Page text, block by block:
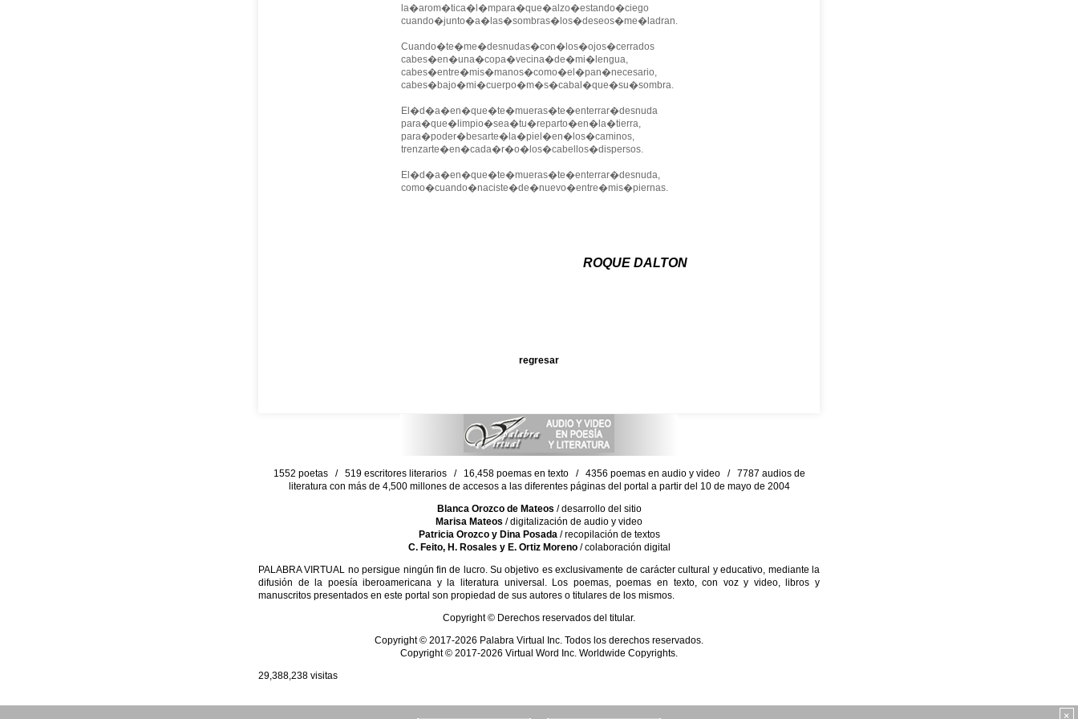
la�arom�tica�l�mpara�que�alzo�estando�ciego
cuando�junto�a�las�sombras�los�deseos�me�ladran.
Cuando�te�me�desnudas�con�los�ojos�cerrados
cabes�en�una�copa�vecina�de�mi�lengua,
cabes�entre�mis�manos�como�el�pan�necesario,
cabes�bajo�mi�cuerpo�m�s�cabal�que�su�sombra.
El�d�a�en�que�te�mueras�te�enterrar�desnuda
para�que�limpio�sea�tu�reparto�en�la�tierra,
para�poder�besarte�la�piel�en�los�caminos,
trenzarte�en�cada�r�o�los�cabellos�dispersos.
El�d�a�en�que�te�mueras�te�enterrar�desnuda,
como�cuando�naciste�de�nuevo�entre�mis�piernas.
ROQUE DALTON
regresar
×
1552 poetas / 519 escritores literarios / 16,458 poemas en texto / 4356 poemas en audio y video / 7787 audios de
literatura con más de 4,500 millones de accesos a las diferentes páginas del portal a partir del 10 de mayo de 2004
Blanca Orozco de Mateos / desarrollo del sitio
Marisa Mateos / digitalización de audio y video
Patricia Orozco y Dina Posada/ recopilación de textos
C. Feito, H. Rosales y E. Ortiz Moreno/ colaboración digital
PALABRA VIRTUAL no persigue ningún fin de lucro. Su objetivo es exclusivamente de carácter cultural y educativo, mediante la
difusión de la poesía iberoamericana y la literatura universal. Los poemas, poemas en texto, con voz y video, libros y
manuscritos presentados en este portal son propiedad de sus autores o titulares de los mismos.
Copyright © Derechos reservados del titular.
Copyright © 2017-2026 Palabra Virtual Inc. Todos los derechos reservados.
Copyright © 2017-2026 Virtual Word Inc. Worldwide Copyrights.
29,388,238 visitas